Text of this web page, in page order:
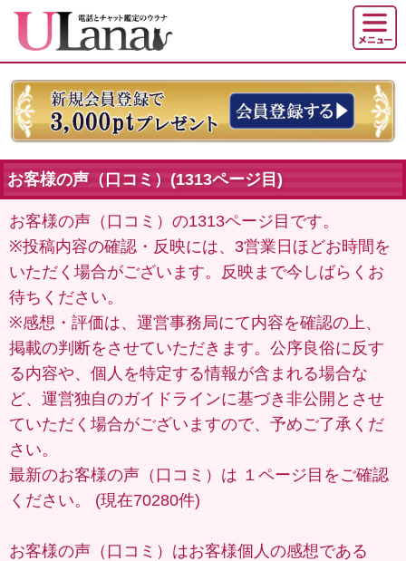
お客様の声（口コミ）(1313ページ目)
お客様の声（口コミ）の1313ページ目です。
※投稿内容の確認・反映には、3営業日ほどお時間を
いただく場合がございます。反映まで今しばらくお
待ちください。
※感想・評価は、運営事務局にて内容を確認の上、
掲載の判断をさせていただきます。公序良俗に反す
る内容や、個人を特定する情報が含まれる場合な
ど、運営独自のガイドラインに基づき非公開とさせ
ていただく場合がございますので、予めご了承くだ
さい。
最新のお客様の声（口コミ）は １ページ目 をご確認
ください。 (現在70280件)
お客様の声（口コミ）はお客様個人の感想である